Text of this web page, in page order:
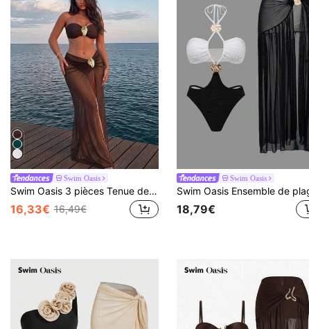
Swim Oasis
Swim Oasis 3 pièces Tenue de plage pour femmes : Maillot de bain deux pièces avec col ras-du-cou, jupe longue en mousseline de soie, blanc sexy mais élégant avec accessoires décoratifs dorés, dos nu, style vacances d'été
16,33€ 16,49€
Swim Oasis
18,79€